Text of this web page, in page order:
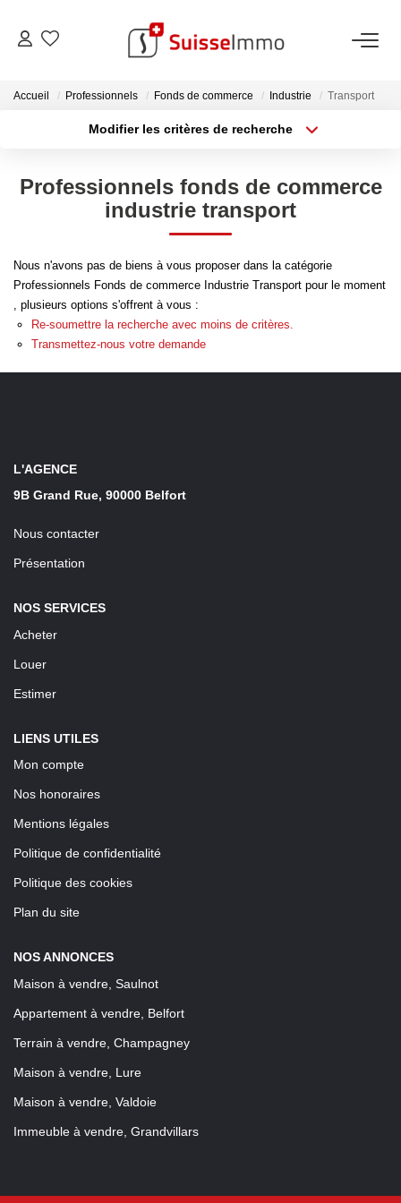
ACHETER
Découvrez Nos Biens À La Vente
Confiez-Nous La Recherche De Votre Bien À L'achat
Estimer Votre Bien En Ligne
Consultez Les Avis Clients
Confiez-Nous La Recherche De Votre Location
Accueil Professionnels Fonds de commerce Industrie Transport
Modifier les critères de recherche
Sélectionnez...
Type de bien
Créer une alerte
Professionnels fonds de commerce
industrie transport
Nous n'avons pas de biens à vous proposer dans la catégorie
Professionnels Fonds de commerce Industrie Transport pour le moment
, plusieurs options s'offrent à vous :
Re-soumettre la recherche avec moins de critères.
Transmettez-nous votre demande
L'AGENCE
9B Grand Rue, 90000 Belfort
Nous contacter
Présentation
NOS SERVICES
Acheter
Louer
Estimer
LIENS UTILES
Mon compte
Nos honoraires
Mentions légales
Politique de confidentialité
Politique des cookies
Plan du site
NOS ANNONCES
Maison à vendre, Saulnot
Appartement à vendre, Belfort
Terrain à vendre, Champagney
Maison à vendre, Lure
Maison à vendre, Valdoie
Immeuble à vendre, Grandvillars